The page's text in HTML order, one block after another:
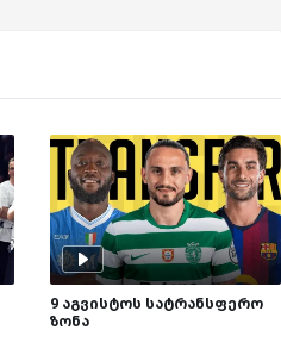
9 აგვისტოს სატრანსფერო
ზონა